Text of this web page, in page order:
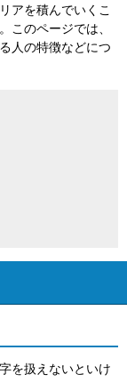
アを積んでいくこ
このページでは、
人の特徴などにつ
を扱えないといけ